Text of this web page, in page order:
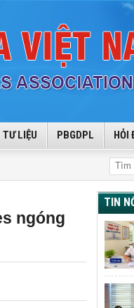
TƯ LIỆU PBGDPL HỎI
ngóng
TIN